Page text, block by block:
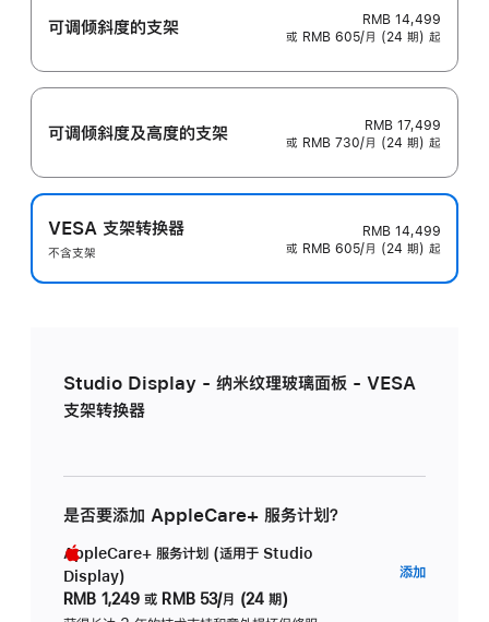
可调倾斜度的支架
RMB 14,499
或 RMB 605/月 (24 期) 起
可调倾斜度及高‍度的支‍架
RMB 17,499
或 RMB 730/月 (24 期) 起
VESA 支架转换器
不含支架
RMB 14,499
或 RMB 605/月 (24 期) 起
Studio Display - 纳米纹理玻璃面板 - VESA
支架转换器
是否要添加 AppleCare+ 服务计划？
AppleCare+ 服务计划 (适用于 Studio
Display)
RMB 1,249 或 RMB 53/月 (24 期)
添加